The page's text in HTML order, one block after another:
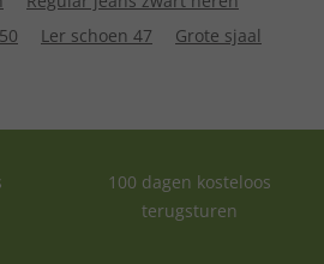
Ler schoen 47
Grote sjaal
100 dagen kosteloos
terugsturen